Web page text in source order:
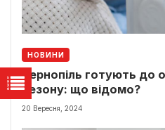
НОВИНИ
Тернопіль готують до
сезону: що відомо?
20 Вересня, 2024